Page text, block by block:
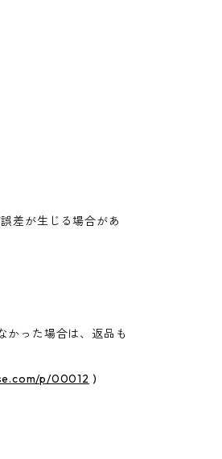
差が生じる場合があ
かった場合は、返品も
p/00012 )